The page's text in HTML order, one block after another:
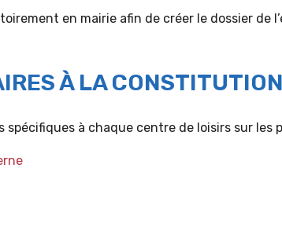
en mairie afin de créer le dossier de
À LA
à chaque centre de loisirs sur les